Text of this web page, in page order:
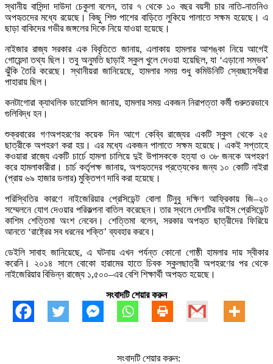
স্থানীয় বাসিন্দা দাউদা চেকুলা বলেন, তার ৭ থেকে ১০ বছর বয়সী চার নাতি-নাতনিও
অপহৃতদের মধ্যে রয়েছে। কিছু শিশু পাশের বাড়িতে লুকিয়ে পালাতে সক্ষম হয়েছে। এ
ছাড়া বাকিদের গভীর জঙ্গলের দিকে নিয়ে যাওয়া হয়েছে।
নাইজার রাজ্য সরকার এক বিবৃতিতে জানায়, এলাকায় হামলার আশঙ্কা নিয়ে আগেই
গোয়েন্দা তথ্য ছিল। তবু অনুমতি ছাড়াই স্কুল খুলে দেওয়া হয়েছিল, যা ‘এড়ানো সম্ভব’
ঝুঁকি তৈরি করেছে। স্থানীয়রা জানিয়েছে, হামলার সময় শুধু কমিউনিটি স্বেচ্ছাসেবীরা
পাহারায় ছিল।
কনটাগোরা ক্যাথলিক ডায়োসিস জানায়, হামলার সময় একজন নিরাপত্তা কর্মী গুরুতরভাবে
গুলিবিদ্ধ হন।
শুক্রবারের গণঅপহরণের কয়েক দিন আগে কেব্বি রাজ্যের একটি স্কুল থেকে ২৫
ছাত্রীকে অপহরণ করা হয়। এর মধ্যে একজন পালাতে সক্ষম হয়েছে। একই সপ্তাহে
কওয়ারা রাজ্যে একটি চার্চে হামলা চালিয়ে দুই উপাসককে হত্যা ও ৩৮ জনকে অপহরণ
করে হামলাকারীরা। চার্চ কর্তৃপক্ষ জানায়, অপহৃতদের প্রত্যেকের জন্য ১০ কোটি নাইরা
(প্রায় ৬৯ হাজার ডলার) মুক্তিপণ দাবি করা হয়েছে।
পরিস্থিতির কারণে নাইজেরিয়ার প্রেসিডেন্ট বোলা টিনুবু দক্ষিণ আফ্রিকায় জি–২০
সম্মেলনে যোগ দেওয়ার পরিকল্পনা বাতিল করেছেন। তার স্থলে দেশটির ভাইস প্রেসিডেন্ট
কাশিম শেত্তিমা অংশ নেবেন। শেত্তিমা বলেন, সরকার অপহৃত ছাত্রীদের ফিরিয়ে
আনতে ‘রাষ্ট্রের সব ধরনের শক্তি’ ব্যবহার করবে।
ডেইলি সাবাহ জানিয়েছে, এ ঘটনায় এখন পর্যন্ত কোনো গোষ্ঠী হামলার দায় স্বীকার
করেনি। ২০১৪ সালে বোকো হারামের হাতে চিবক স্কুলছাত্রী অপহরণের পর থেকে
নাইজেরিয়ার বিভিন্ন রাজ্যে ১,৫০০–এর বেশি শিক্ষার্থী অপহৃত হয়েছে।
সংবাদটি শেয়ার করুন
সংবাদটি শেয়ার করুন: